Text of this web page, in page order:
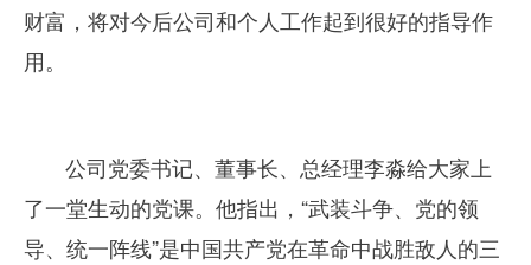
财富，将对今后公司和个人工作起到很好的指导作
用。
公司党委书记、董事长、总经理李淼给大家上
了一堂生动的党课。他指出，“武装斗争、党的领
导、统一阵线”是中国共产党在革命中战胜敌人的三